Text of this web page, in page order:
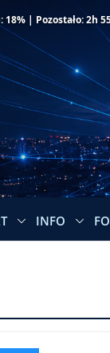
| Pozostało: 2h
INFO